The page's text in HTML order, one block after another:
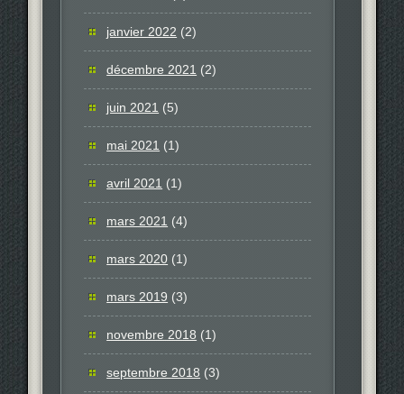
janvier 2022 (2)
décembre 2021 (2)
juin 2021 (5)
mai 2021 (1)
avril 2021 (1)
mars 2021 (4)
mars 2020 (1)
mars 2019 (3)
novembre 2018 (1)
septembre 2018 (3)